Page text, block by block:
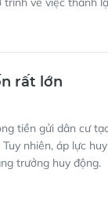
rất lớn
tiền gửi dân cư
nhiên, áp lực
trưởng huy động.